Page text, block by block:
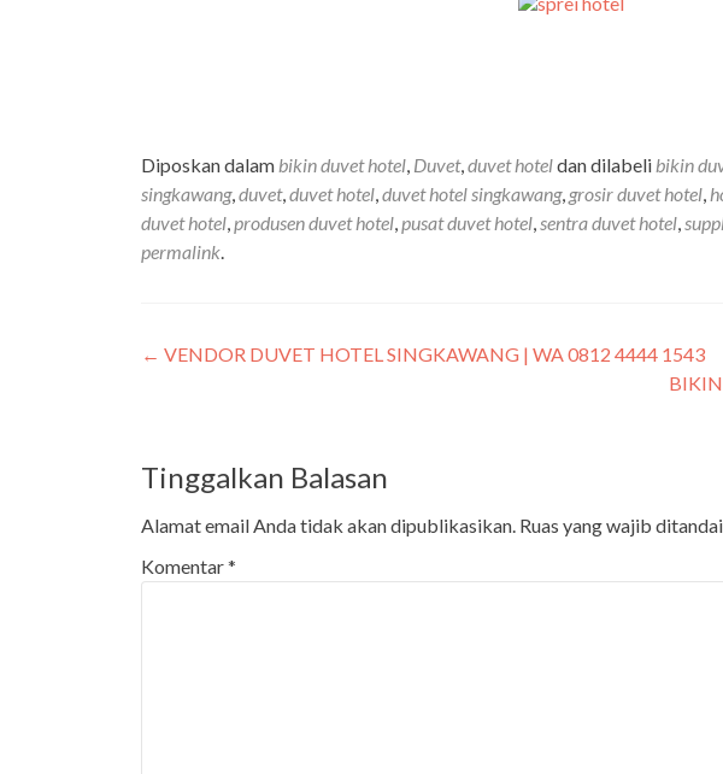
Diposkan dalam bikin duvet hotel, Duvet,duvet hoteldan dilabeli bikin
singkawang,duvet,duvet hotel,duvet hotel singkawang, grosir duvet hotel,
duvet hotel,produsen duvet hotel,pusat duvet hotel,sentra duvet hotel,
permalink.
← VENDOR DUVET HOTEL SINGKAWANG | WA 0812 4444 1543
Tinggalkan Balasan
Alamat email Anda tidak akan dipublikasikan. Ruas yang wajib ditandai
Komentar*